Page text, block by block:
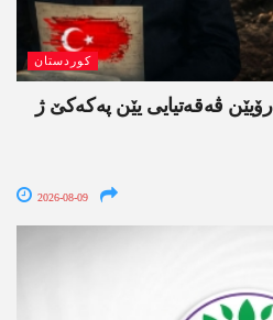
کوردستان
ڤەقەتیایی یێن پەکەکێ ژ
2026-08-09